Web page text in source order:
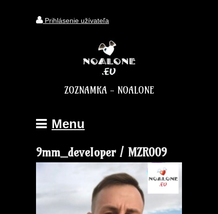
Prihlásenie užívateľa
ZOZNAMKA - NOALONE
Menu
9mm_developer / MZR009